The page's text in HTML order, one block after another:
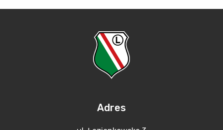
Adres